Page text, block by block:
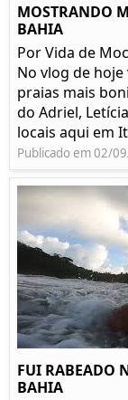
MOSTRANDO
BAHIA
Por Vida de
No vlog de
praias mais
do Adriel,
locais aqui em
Publicado em 02/
FUI RABEADO
BAHIA